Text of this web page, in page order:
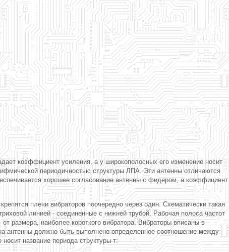
коэффициент усиления, а у широкополосных его изменение носит
периодичностью структуры ЛПА. Эти антенны отличаются
хорошее согласование антенны с фидером, а коэффициент
плечи вибраторов поочередно через один. Схематически такая
линией - соединенные с нижней трубой. Рабочая полоса частот
размера, наиболее короткого вибратора. Вибраторы вписаны в
антенны должно быть выполнено определенное соотношение между
название периода структуры т: